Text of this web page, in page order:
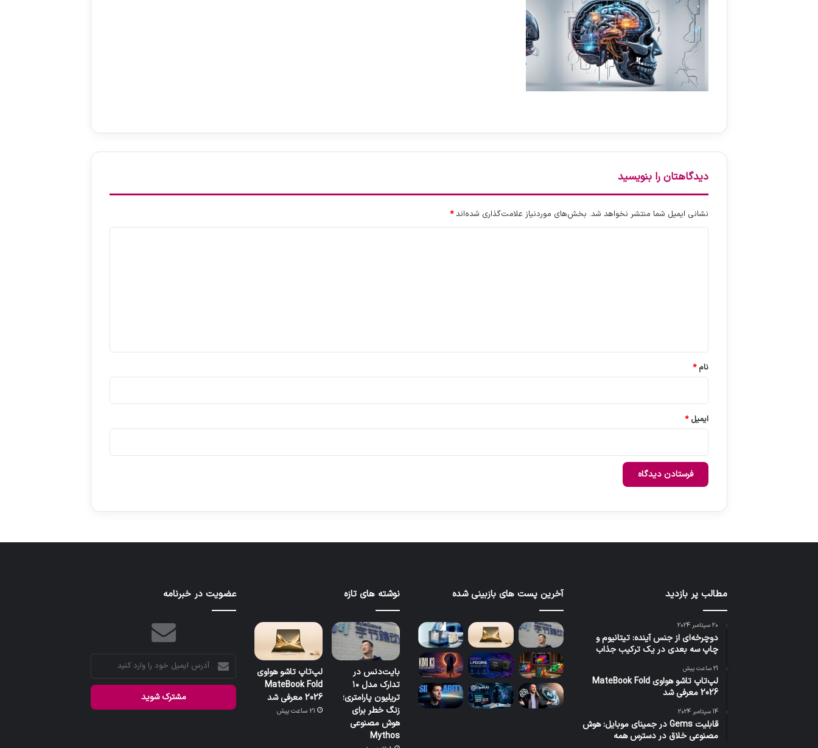
دیدگاهتان را بنویسید
نشانی ایمیل شما منتشر نخواهد شد. بخش‌های موردنیاز علامت‌گذاری شده‌اند*
نام*
ایمیل*
مطالب پر بازدید
20 سپتامبر 2024
دوچرخه‌ای از جنس آینده: تیتانیوم و
چاپ سه بعدی در یک ترکیب جذاب
21 ساعت پیش
لپ‌تاپ تاشو هواوی MateBook Fold
2026 معرفی شد
14 سپتامبر 2024
قابلیت Gems در جمینای موبایل: هوش
مصنوعی خلاق در دسترس همه
آخرین پست های بازبینی شده نوشته های تازه
بایت‌دنس در
تدارک مدل ۱۰
تریلیون پارامتری؛
زنگ خطر برای
هوش مصنوعی
Mythos
لپ‌تاپ تاشو هواوی
MateBook Fold
2026 معرفی شد
21 ساعت پیش
عضویت در خبرنامه
آدرس
ایمیل
خود
وارد